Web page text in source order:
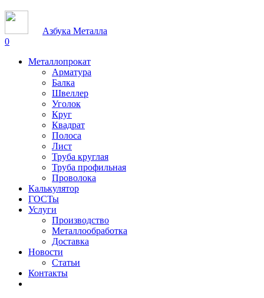
Азбука Металла
0
Металлопрокат
Арматура
Балка
Швеллер
Уголок
Круг
Квадрат
Полоса
Лист
Труба круглая
Труба профильная
Проволока
Калькулятор
ГОСТы
Услуги
Производство
Металлообработка
Доставка
Новости
Статьи
Контакты